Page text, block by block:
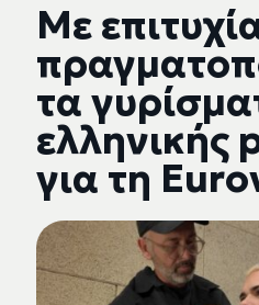
Με
τα
ελληνικής
για τη